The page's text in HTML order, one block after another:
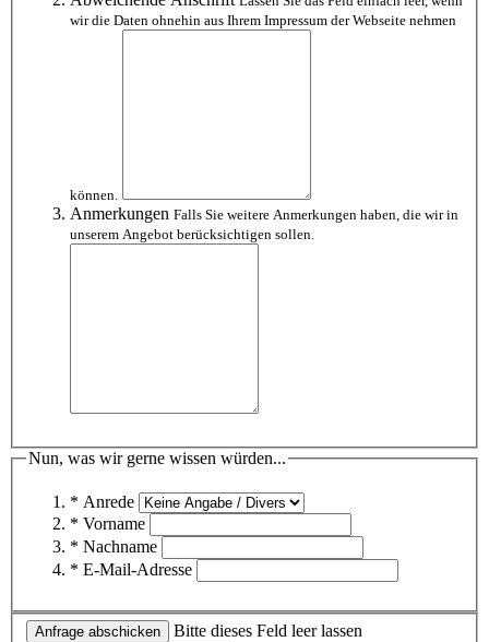
wir die Daten ohnehin aus Ihrem Impressum der Webseite nehmen
können.
Anmerkungen Falls Sie weitere Anmerkungen haben, die wir in
unserem Angebot berücksichtigen sollen.
Nun, was wir gerne wissen würden...
* Anrede
* Vorname
* Nachname
* E-Mail-Adresse
Anfrage abschicken Bitte dieses Feld leer lassen